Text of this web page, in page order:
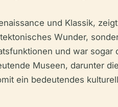
und Klassik,
Wunder,
und war
Museen, darunter
ein bedeutendes